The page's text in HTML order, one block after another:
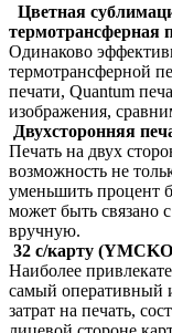
Цветная
термотрансферная
Одинаково
термотрансферной
печати, Quantum
изображения,
Двухсторонняя
Печать на двух
возможность не
уменьшить процент
может быть связано
вручную.
32 с/карту
Наиболее
самый оперативный
затрат на печать,